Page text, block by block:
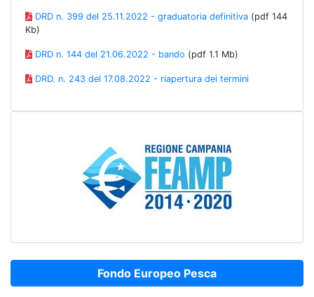
DRD n. 399 del 25.11.2022 - graduatoria definitiva(pdf 144
Kb)
DRD n. 144 del 21.06.2022 - bando (pdf 1.1 Mb)
DRD. n. 243 del 17.08.2022 - riapertura dei termini
Fondo Europeo Pesca